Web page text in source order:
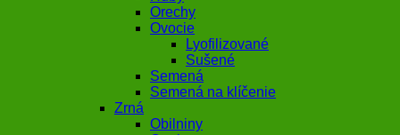
Orechy
Ovocie
Lyofilizované
Sušené
Semená
Semená na klíčenie
Zrná
Obilniny